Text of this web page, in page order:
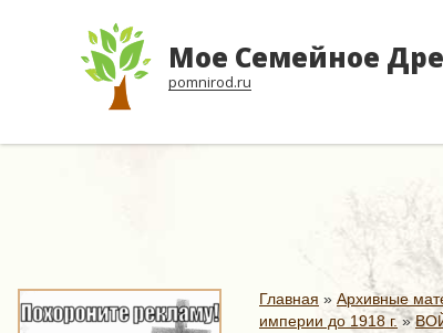
Мое Семейное
pomnirod.ru
Главная » Архивные
империи до 1918 г.»